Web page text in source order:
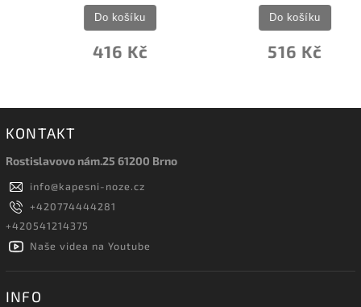
416 Kč
Do košíku
516 Kč
Do košíku
KONTAKT
Rostislavovo nám.25 61200 Brno
info@kapesni-noze.cz
+420774444281
+420541214375
Naše videa na Youtube
INFO